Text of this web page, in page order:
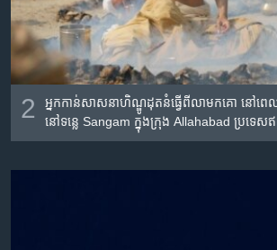
2
អ្នក​កាន់​សាសនា​ហិណ្ឌូ​ដុត​នំ​ធ្វើ​ពី​លាមក​គោ នៅ​ព
នៅ​ទន្លេ Sangam ក្នុង​ក្រុង Allahabad ប្រទេស​